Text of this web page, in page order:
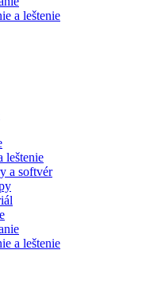
a leštenie
leštenie
a softvér
a leštenie